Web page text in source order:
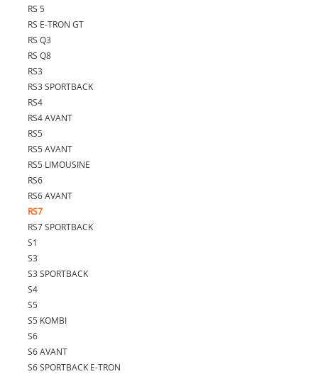
RS 5
RS E-TRON GT
RS Q3
RS Q8
RS3
RS3 SPORTBACK
RS4
RS4 AVANT
RS5
RS5 AVANT
RS5 LIMOUSINE
RS6
RS6 AVANT
RS7
RS7 SPORTBACK
S1
S3
S3 SPORTBACK
S4
S5
S5 KOMBI
S6
S6 AVANT
S6 SPORTBACK E-TRON